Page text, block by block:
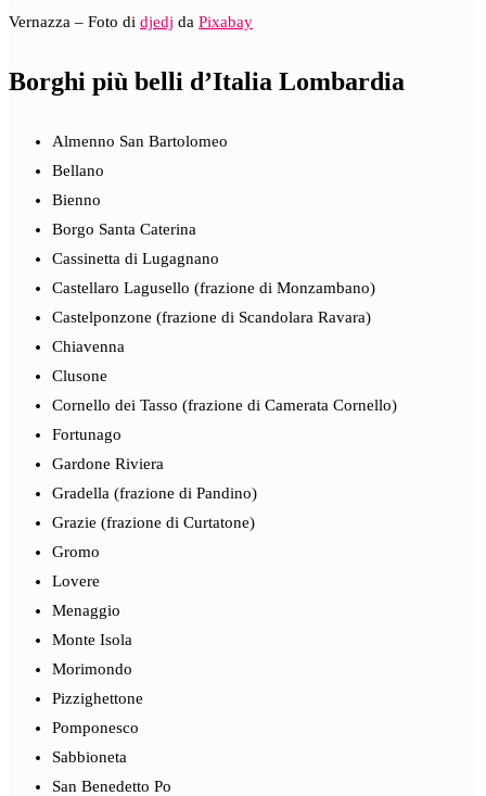
Vernazza – Foto di djedj da Pixabay
Borghi più belli d’Italia Lombardia
Almenno San Bartolomeo
Bellano
Bienno
Borgo Santa Caterina
Cassinetta di Lugagnano
Castellaro Lagusello (frazione di Monzambano)
Castelponzone (frazione di Scandolara Ravara)
Chiavenna
Clusone
Cornello dei Tasso (frazione di Camerata Cornello)
Fortunago
Gardone Riviera
Gradella (frazione di Pandino)
Grazie (frazione di Curtatone)
Gromo
Lovere
Menaggio
Monte Isola
Morimondo
Pizzighettone
Pomponesco
Sabbioneta
San Benedetto Po